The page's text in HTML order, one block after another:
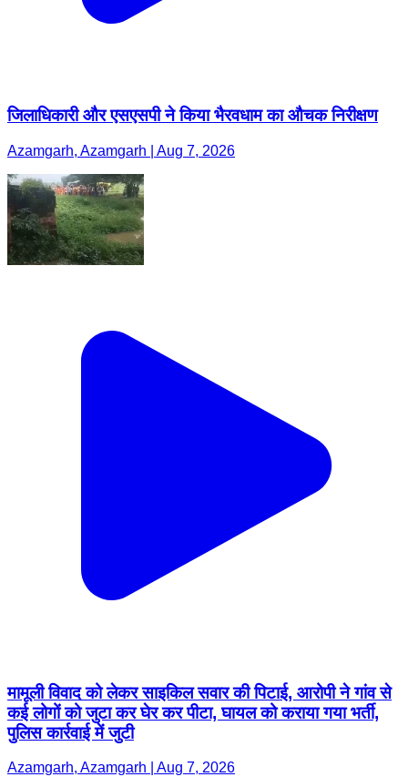
जिलाधिकारी और एसएसपी ने किया भैरवधाम का औचक निरीक्षण
Azamgarh, Azamgarh | Aug 7, 2026
मामूली विवाद को लेकर साइकिल सवार की पिटाई, आरोपी ने गांव से
कई लोगों को जुटा कर घेर कर पीटा, घायल को कराया गया भर्ती,
पुलिस कार्रवाई में जुटी
Azamgarh, Azamgarh | Aug 7, 2026